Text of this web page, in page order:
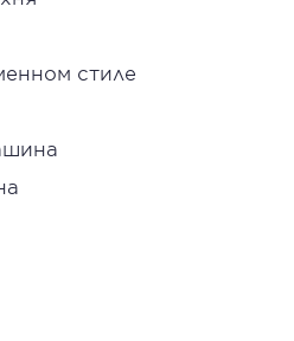
стиле